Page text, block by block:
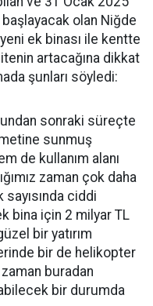
olan Niğde
ek binası ile kentte
artacağına dikkat
şunları söyledi:
sonraki süreçte
sunmuş
de kullanım alanı
zaman çok daha
ciddi
bina için 2 milyar TL
bir yatırım
bir de helikopter
buradan
bir durumda